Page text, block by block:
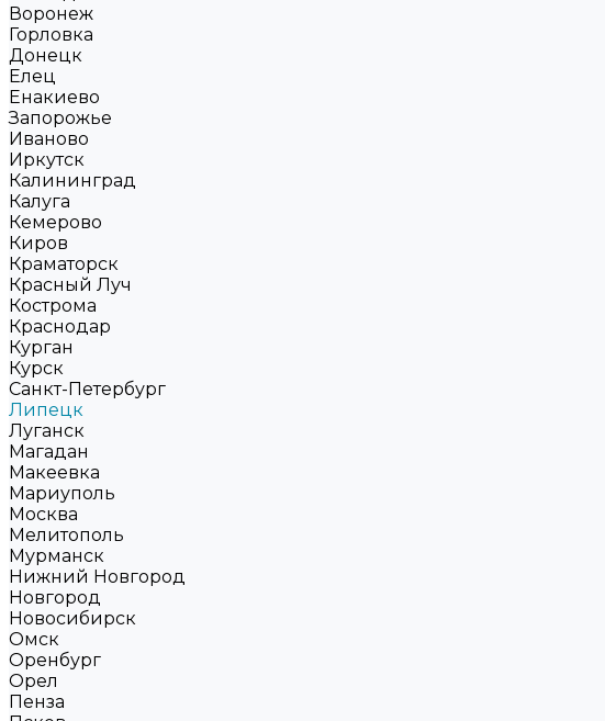
Воронеж
Горловка
Донецк
Елец
Енакиево
Запорожье
Иваново
Иркутск
Калининград
Калуга
Кемерово
Киров
Краматорск
Красный Луч
Кострома
Краснодар
Курган
Курск
Санкт-Петербург
Липецк
Луганск
Магадан
Макеевка
Мариуполь
Москва
Мелитополь
Мурманск
Нижний Новгород
Новгород
Новосибирск
Омск
Оренбург
Орел
Пенза